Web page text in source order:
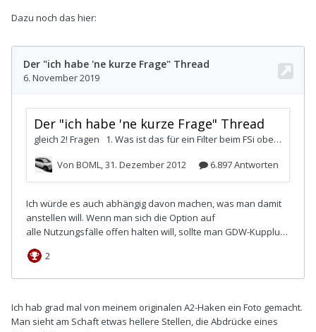
Dazu noch das hier:
Ich hab grad mal von meinem originalen A2-Haken ein Foto gemacht.
Man sieht am Schaft etwas hellere Stellen, die Abdrücke eines